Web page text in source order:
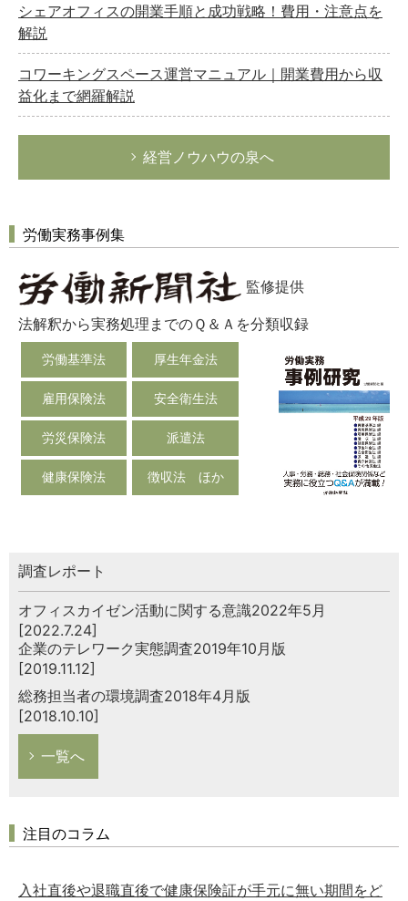
シェアオフィスの開業手順と成功戦略！費用・注意点を
解説
コワーキングスペース運営マニュアル｜開業費用から収
益化まで網羅解説
経営ノウハウの泉へ
労働実務事例集
監修提供
法解釈から実務処理までのＱ＆Ａを分類収録
労働基準法 厚生年金法
雇用保険法 安全衛生法
労災保険法 派遣法
健康保険法 徴収法 ほか
調査レポート
オフィスカイゼン活動に関する意識2022年5月
[2022.7.24]
企業のテレワーク実態調査2019年10月版
[2019.11.12]
総務担当者の環境調査2018年4月版
[2018.10.10]
一覧へ
注目のコラム
入社直後や退職直後で健康保険証が手元に無い期間をど